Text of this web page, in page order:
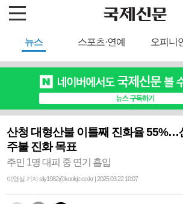
뉴스 스포츠·연예 오피니
산청 대형산불 이틀째 진화율 55%…
주불 진화 목표
주민 1명 대피 중 연기 흡입
이영실 기자 sily1982@kookje.co.kr | 2025.03.22 10:07